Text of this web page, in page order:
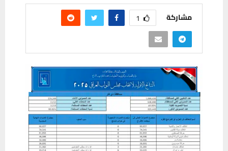
مشاركة 1